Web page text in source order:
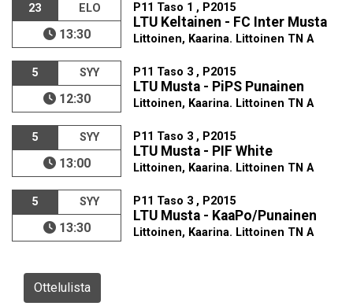
23 ELO
13:30
P11 Taso 1 , P2015
LTU Keltainen - FC Inter Musta
Littoinen, Kaarina. Littoinen TN A
5 SYY
12:30
P11 Taso 3 , P2015
LTU Musta - PiPS Punainen
Littoinen, Kaarina. Littoinen TN A
5 SYY
13:00
P11 Taso 3 , P2015
LTU Musta - PIF White
Littoinen, Kaarina. Littoinen TN A
5 SYY
13:30
P11 Taso 3 , P2015
LTU Musta - KaaPo/Punainen
Littoinen, Kaarina. Littoinen TN A
Ottelulista